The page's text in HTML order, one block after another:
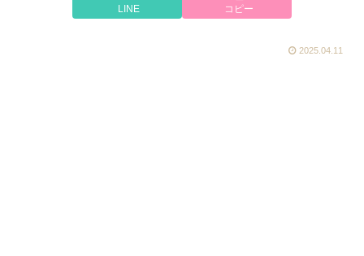
LINE コピー
2025.04.11